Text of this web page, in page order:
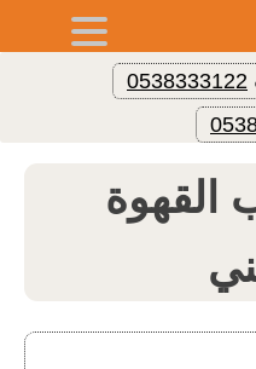
0538333122